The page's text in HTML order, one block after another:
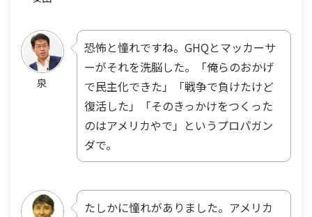
泉
恐怖と憧れですね。GHQとマッカーサ
ーがそれを洗脳した。「俺らのおかげ
で民主化できた」「戦争で負けたけど
復活した」「そのきっかけをつくった
のはアメリカやで」というプロパガン
ダで。
たしかに憧れがありました。アメリカ